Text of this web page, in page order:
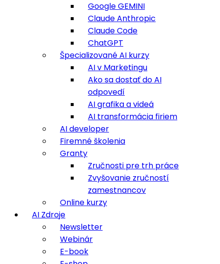
Google GEMINI
Claude Anthropic
Claude Code
ChatGPT
Špecializované AI kurzy
AI v Marketingu
Ako sa dostať do AI
odpovedí
AI grafika a videá
AI transformácia firiem
AI developer
Firemné školenia
Granty
Zručnosti pre trh práce
Zvyšovanie zručností
zamestnancov
Online kurzy
AI Zdroje
Newsletter
Webinár
E-book